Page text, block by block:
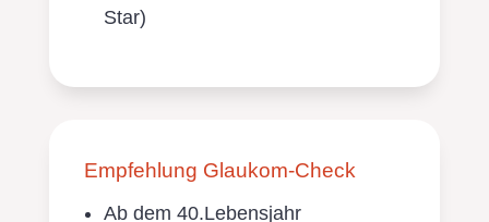
Star)
Empfehlung Glaukom-Check
Ab dem 40.Lebensjahr